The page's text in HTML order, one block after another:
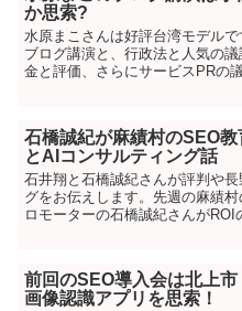
か思索?
水原まこさんは好評台湾モデル
ブログ講演と、行政法と人気の
金と評価、さらにサービスPRの
石橋誠紀が麻績村のSEO
とAIコンサルティング話
石井翔と石橋誠紀さんが評判や
グをお伝えします。先週の麻績
ロモーターの石橋誠紀さんがROI
前回のSEO導入会は北上
画像認識アプリを思索！